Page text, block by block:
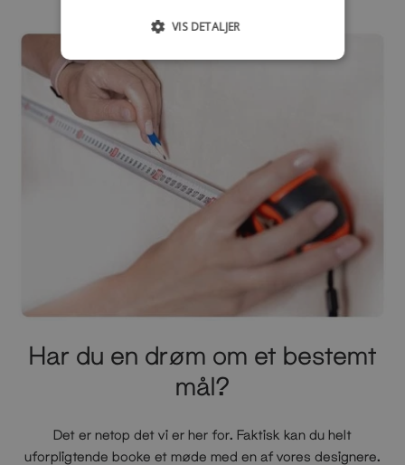
Har du en drøm om et bestemt
mål?
Det er netop det vi er her for. Faktisk kan du helt
uforpligtende booke et møde med en af vores designere.
VIS DETALJER